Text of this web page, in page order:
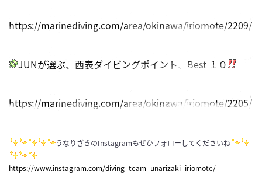
https://marinediving.com/area/okinawa/iriomote/2209/
JUNが選ぶ、西表ダイビングポイント、Best １０
https://marinediving.com/area/okinawa/iriomote/2205/
うなりざきのInstagramもぜひフォローしてくださいね
https://www.instagram.com/diving_team_unarizaki_iriomote/